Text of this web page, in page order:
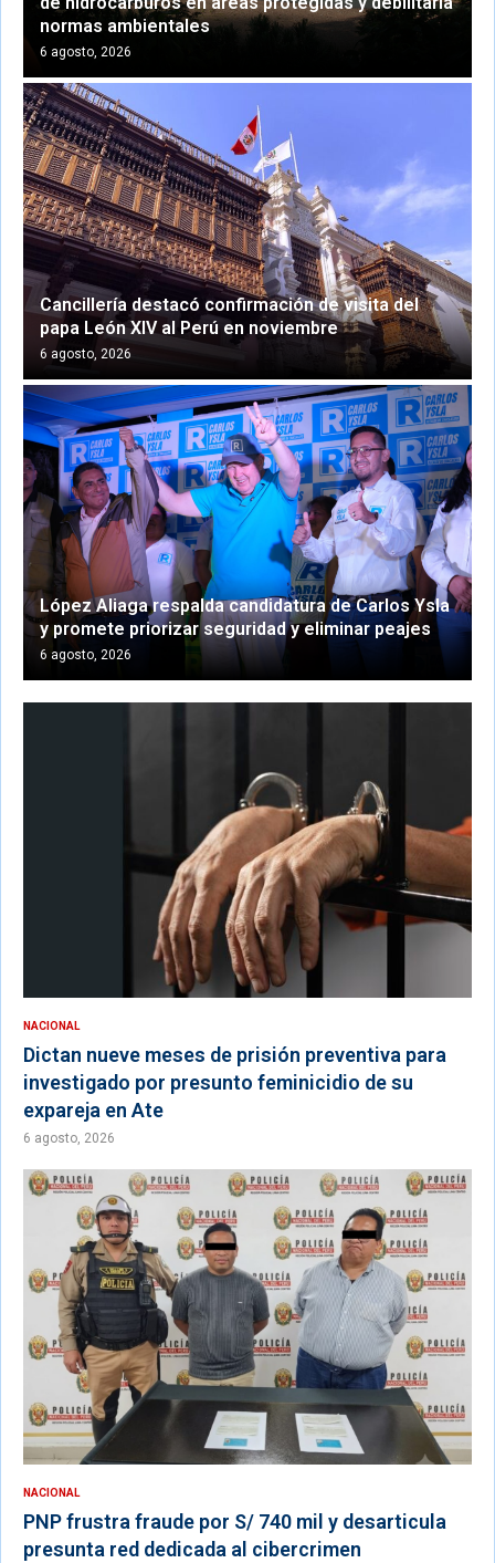
normas ambientales
6 agosto, 2026
Cancillería destacó confirmación de visita del
papa León XIV al Perú en noviembre
6 agosto, 2026
López Aliaga respalda candidatura de Carlos Ysla
y promete priorizar seguridad y eliminar peajes
6 agosto, 2026
NACIONAL
Dictan nueve meses de prisión preventiva para
investigado por presunto feminicidio de su
expareja en Ate
6 agosto, 2026
NACIONAL
PNP frustra fraude por S/ 740 mil y desarticula
presunta red dedicada al cibercrimen